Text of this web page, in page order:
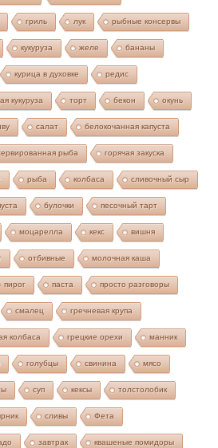
гриль лук рыбные консервы
кукуруза желе бананы
курица в духовке редис
кукуруза торт бекон окунь
салат белокочанная капуста
рыба горячая закуска
рыба колбаса сливочный сыр
булочки песочный тарт
моцарелла кекс вишня
отбивные молочная каша
пирог паста просто разговоры
смалец гречневая крупа
колбаса грецкие орехи манник
голубцы свинина мясо
суп кексы толстолобик
сливы Фета
завтрак квашеные помидоры